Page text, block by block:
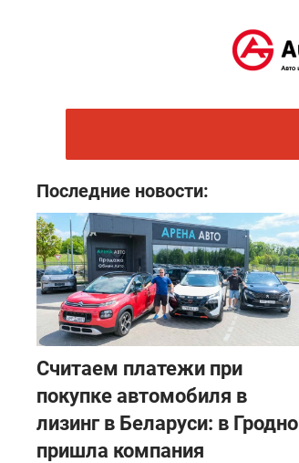
Последние новости:
Считаем платежи при
покупке автомобиля в
лизинг в Беларуси: в Гродно
пришла компания